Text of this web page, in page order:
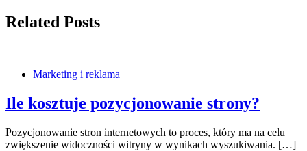
Related Posts
Marketing i reklama
Ile kosztuje pozycjonowanie strony?
Pozycjonowanie stron internetowych to proces, który ma na celu
zwiększenie widoczności witryny w wynikach wyszukiwania. […]